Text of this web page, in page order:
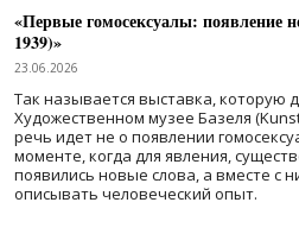
«Первые гомосексуалы: появление
1939)»
23.06.2026
Так называется выставка, которую
Художественном музее Базеля
речь идет не о появлении
моменте, когда для явления,
появились новые слова, а вместе с
описывать человеческий опыт.